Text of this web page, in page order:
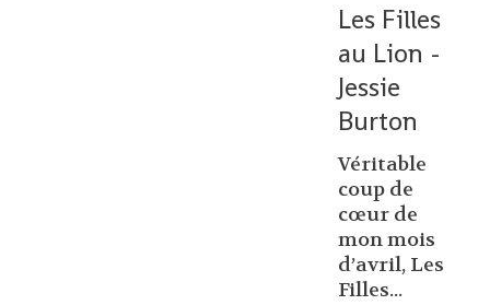
Les Filles
au Lion -
Jessie
Burton
Véritable
coup de
cœur de
mon mois
d’avril, Les
Filles...